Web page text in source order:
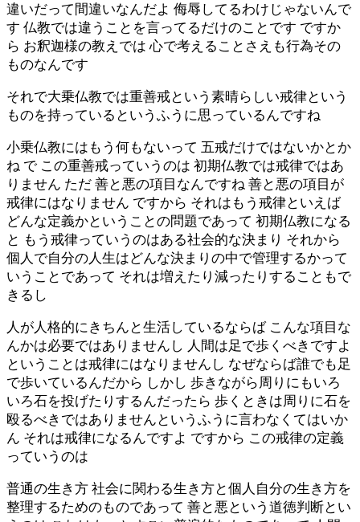
違いだって間違いなんだよ 侮辱してるわけじゃないんで
す 仏教では違うことを言ってるだけのことです ですか
ら お釈迦様の教えでは 心で考えることさえも行為その
ものなんです
それで大乗仏教では重善戒という素晴らしい戒律という
ものを持っているというふうに思っているんですね
小乗仏教にはもう何もないって 五戒だけではないかとか
ね で この重善戒っていうのは 初期仏教では戒律ではあ
りません ただ 善と悪の項目なんですね 善と悪の項目が
戒律にはなりません ですから それはもう戒律といえば
どんな定義かということの問題であって 初期仏教になる
と もう戒律っていうのはある社会的な決まり それから
個人で自分の人生はどんな決まりの中で管理するかって
いうことであって それは増えたり減ったりすることもで
きるし
人が人格的にきちんと生活しているならば こんな項目な
んかは必要ではありませんし 人間は足で歩くべきですよ
ということは戒律にはなりませんし なぜならば誰でも足
で歩いているんだから しかし 歩きながら周りにもいろ
いろ石を投げたりするんだったら 歩くときは周りに石を
殴るべきではありませんというふうに言わなくてはいか
ん それは戒律になるんですよ ですから この戒律の定義
っていうのは
普通の生き方 社会に関わる生き方と個人自分の生き方を
整理するためのものであって 善と悪という道徳判断とい